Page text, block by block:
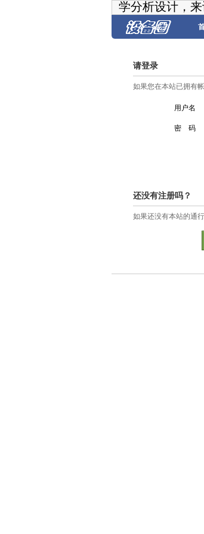
学分析设计，
请登录
如果您在本站已拥有
用户名
密 码
还没有注册吗？
如果还没有本站的通